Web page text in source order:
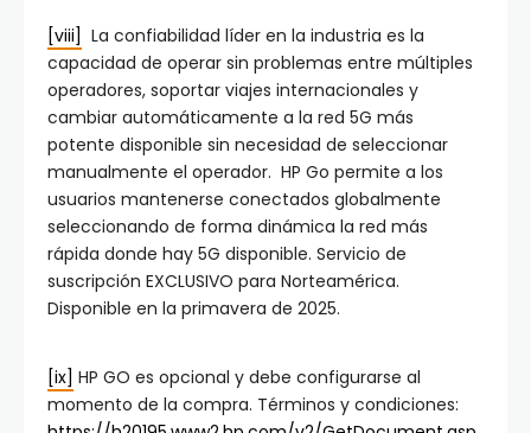
[viii] La confiabilidad líder en la industria es la
capacidad de operar sin problemas entre múltiples
operadores, soportar viajes internacionales y
cambiar automáticamente a la red 5G más
potente disponible sin necesidad de seleccionar
manualmente el operador. HP Go permite a los
usuarios mantenerse conectados globalmente
seleccionando de forma dinámica la red más
rápida donde hay 5G disponible. Servicio de
suscripción EXCLUSIVO para Norteamérica.
Disponible en la primavera de 2025.
[ix] HP GO es opcional y debe configurarse al
momento de la compra. Términos y condiciones: